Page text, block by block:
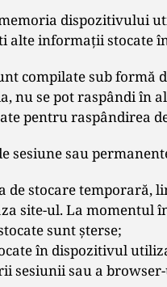
dispozitivului
alte informaţii stocate
compilate sub formă
nu se pot raspândi în
pentru raspândirea
sesiune sau
de stocare temporară,
site-ul. La momentul
sunt şterse;
în dispozitivul
sesiunii sau a